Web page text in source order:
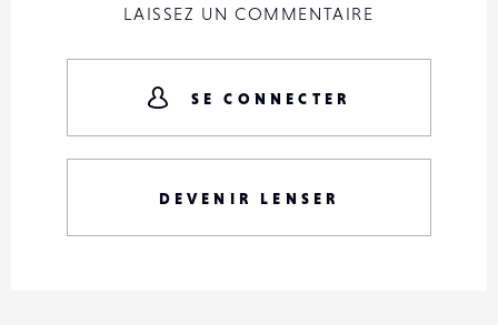
LAISSEZ UN COMMENTAIRE
SE CONNECTER
DEVENIR LENSER